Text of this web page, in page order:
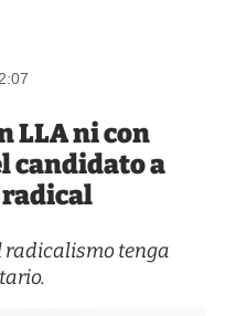
LLA ni con
candidato a
radicalismo tenga